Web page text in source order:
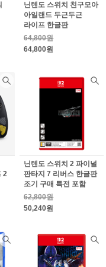
닌텐도 스위치 친구모아
아일랜드 두근두근
라이프 한글판
64,800원
64,800원
2
닌텐도 스위치 2 파이널
판타지 7 리버스 한글판
조기 구매 특전 포함
62,800원
50,240원